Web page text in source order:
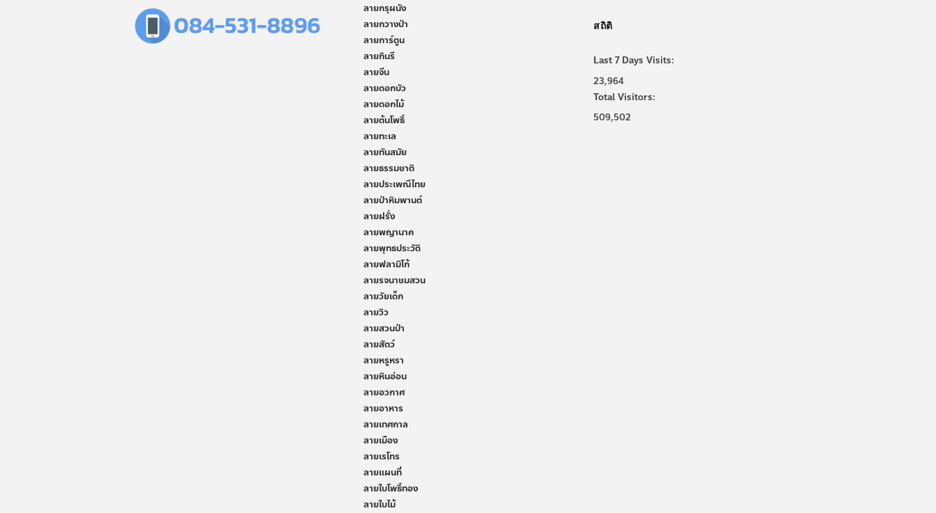
ลายกรุผนัง
ลายกวางป่า
ลายการ์ตูน
ลายกินรี
ลายจีน
ลายดอกบัว
ลายดอกไม้
ลายต้นโพธิ์
ลายทะเล
ลายทันสมัย
ลายธรรมชาติ
ลายประเพณีไทย
ลายป่าหิมพานต์
ลายฝรั่ง
ลายพญานาค
ลายพุทธประวัติ
ลายฟลามิโก้
ลายรจนาชมสวน
ลายวัยเด็ก
ลายวิว
ลายสวนป่า
ลายสัตว์
ลายหรูหรา
ลายหินอ่อน
ลายอวกาศ
ลายอาหาร
ลายเทศกาล
ลายเมือง
ลายเรโทร
ลายแผนที่
ลายใบโพธิ์ทอง
ลายใบไม้
สถิติ
Last 7 Days Visits:
23,964
Total Visitors:
509,502